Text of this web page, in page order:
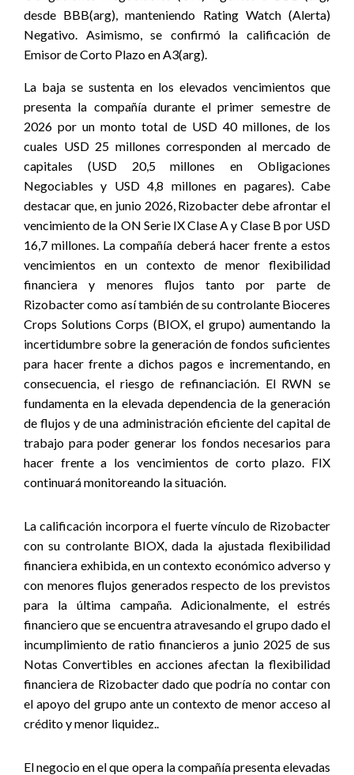
desde BBB(arg), manteniendo Rating Watch (Alerta)
Negativo. Asimismo, se confirmó la calificación de
Emisor de Corto Plazo en A3(arg).
La baja se sustenta en los elevados vencimientos que
presenta la compañía durante el primer semestre de
2026 por un monto total de USD 40 millones, de los
cuales USD 25 millones corresponden al mercado de
capitales (USD 20,5 millones en Obligaciones
Negociables y USD 4,8 millones en pagares). Cabe
destacar que, en junio 2026, Rizobacter debe afrontar el
vencimiento de la ON Serie IX Clase A y Clase B por USD
16,7 millones. La compañía deberá hacer frente a estos
vencimientos en un contexto de menor flexibilidad
financiera y menores flujos tanto por parte de
Rizobacter como así también de su controlante Bioceres
Crops Solutions Corps (BIOX, el grupo) aumentando la
incertidumbre sobre la generación de fondos suficientes
para hacer frente a dichos pagos e incrementando, en
consecuencia, el riesgo de refinanciación. El RWN se
fundamenta en la elevada dependencia de la generación
de flujos y de una administración eficiente del capital de
trabajo para poder generar los fondos necesarios para
hacer frente a los vencimientos de corto plazo. FIX
continuará monitoreando la situación.
La calificación incorpora el fuerte vínculo de Rizobacter
con su controlante BIOX, dada la ajustada flexibilidad
financiera exhibida, en un contexto económico adverso y
con menores flujos generados respecto de los previstos
para la última campaña. Adicionalmente, el estrés
financiero que se encuentra atravesando el grupo dado el
incumplimiento de ratio financieros a junio 2025 de sus
Notas Convertibles en acciones afectan la flexibilidad
financiera de Rizobacter dado que podría no contar con
el apoyo del grupo ante un contexto de menor acceso al
crédito y menor liquidez..
El negocio en el que opera la compañía presenta elevadas